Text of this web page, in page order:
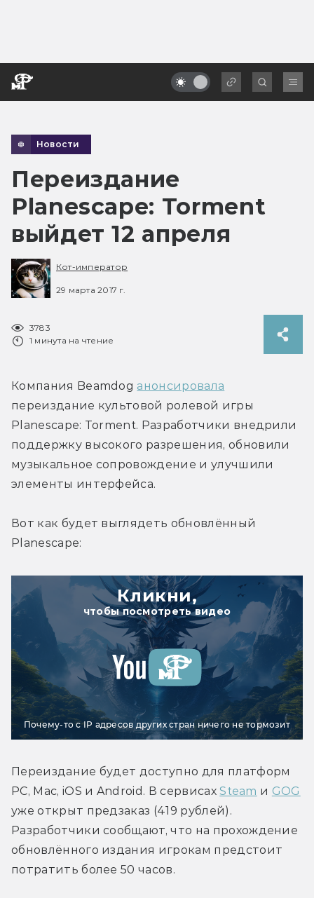
Новости
Переиздание
Planescape: Torment
выйдет 12 апреля
Кот-император
29 марта 2017 г.
3783
1 минута на чтение
Компания Beamdog анонсировала
переиздание культовой ролевой игры
Planescape: Torment. Разработчики внедрили
поддержку высокого разрешения, обновили
музыкальное сопровождение и улучшили
элементы интерфейса.
Вот как будет выглядеть обновлённый
Planescape:
Кликни,
чтобы посмотреть видео
Почему-то с IP адресов других стран ничего не тормозит
Переиздание будет доступно для платформ
PC, Mac, iOS и Android. В сервисах Steam и GOG
уже открыт предзаказ (419 рублей).
Разработчики сообщают, что на прохождение
обновлённого издания игрокам предстоит
потратить более 50 часов.